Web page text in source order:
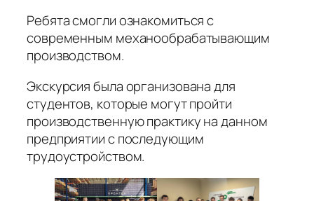
Ребята смогли ознакомиться с
современным механообрабатывающим
производством.
Экскурсия была организована для
студентов, которые могут пройти
производственную практику на данном
предприятии с последующим
трудоустройством.